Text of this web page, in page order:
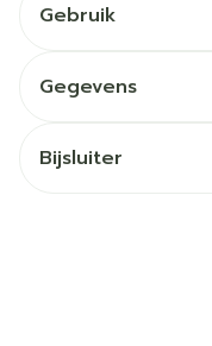
Gebruik
Gegevens
Bijsluiter